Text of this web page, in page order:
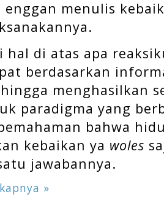
enggan menulis
hal di atas apa
berdasarkan
menghasilkan
paradigma yang
bahwa
kebaikan ya woles
jawabannya.
»